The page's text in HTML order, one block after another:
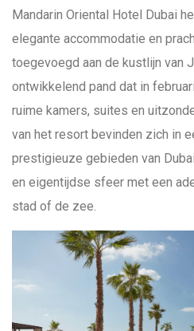
Mandarin Oriental Hotel Dubai
elegante accommodatie en
toegevoegd aan de kustlijn van
ontwikkelend pand dat in
ruime kamers, suites en
van het resort bevinden zich in
prestigieuze gebieden van
en eigentijdse sfeer met een
stad of de zee.